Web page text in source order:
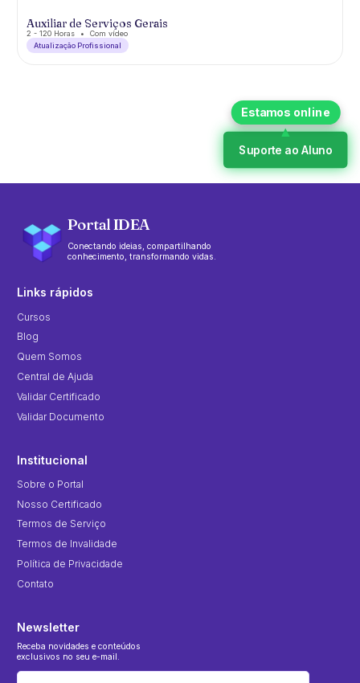
Auxiliar de Serviços Gerais
2 - 120 Horas
Com vídeo
Atualização Profissional
Suporte ao Aluno
Portal IDEA
Conectando ideias, compartilhando
conhecimento, transformando vidas.
Links rápidos
Cursos
Blog
Quem Somos
Central de Ajuda
Validar Certificado
Validar Documento
Institucional
Sobre o Portal
Nosso Certificado
Termos de Serviço
Termos de Invalidade
Política de Privacidade
Contato
Newsletter
Receba novidades e conteúdos
exclusivos no seu e-mail.